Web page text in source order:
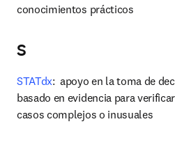
conocimientos prácticos
S
STATdx:  apoyo en la toma de
basado en evidencia para
casos complejos o inusuales